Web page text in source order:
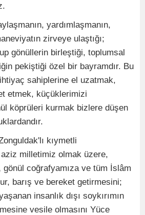
yardımlaşmanın,
zirveye ulaştığı;
gönüllerin birleştiği, toplumsal
pekiştiği özel bir bayramdır. Bu
sahiplerine el uzatmak,
etmek, küçüklerimizi
köprüleri kurmak bizlere düşen
kıymetli
milletimiz olmak üzere,
gönül coğrafyamıza ve tüm İslâm
barış ve bereket getirmesini;
insanlık dışı soykırımın
vesile olmasını Yüce